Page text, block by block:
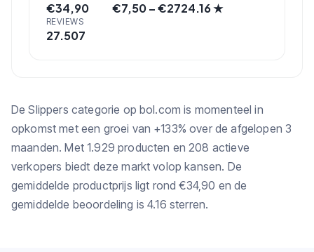
€34,90 €7,50– €2724.16★
REVIEWS
27.507
De Slippers categorie op bol.com is momenteel in
opkomst met een groei van +133% over de afgelopen 3
maanden. Met 1.929 producten en 208 actieve
verkopers biedt deze markt volop kansen. De
gemiddelde productprijs ligt rond €34,90 en de
gemiddelde beoordeling is 4.16 sterren.